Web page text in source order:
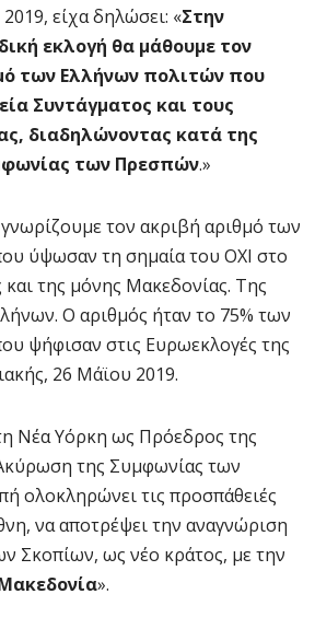
είχα δηλώσει: «Στην
εκλογή θα μάθουμε τον
των Ελλήνων πολιτών που
Συντάγματος και τους
διαδηλώνοντας κατά της
των Πρεσπών.»
τον ακριβή αριθμό των
ύψωσαν τη σημαία του OΧΙ στο
της μόνης Μακεδονίας. Της
Ο αριθμός ήταν το 75% των
ψήφισαν στις Ευρωεκλογές της
26 Μάϊου 2019.
Υόρκη ως Πρόεδρος της
της Συμφωνίας των
ολοκληρώνει τις προσπάθειές
να αποτρέψει την αναγνώριση
Σκοπίων, ως νέο κράτος, με την
».